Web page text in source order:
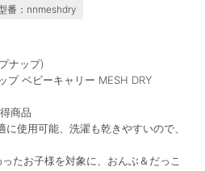
番：nnmeshdry
ナップ)
プ ベビーキャリー MESH DRY
商品
に使用可能、洗濯も乾きやすいので、
たお子様を対象に、おんぶ＆だっこ